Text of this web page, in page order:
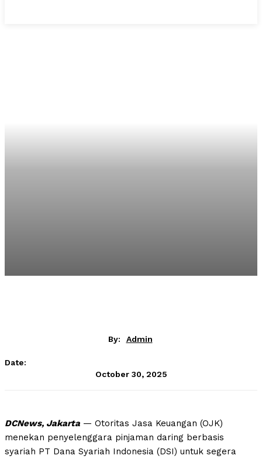
By: Admin
Date:
October 30, 2025
DCNews, Jakarta — Otoritas Jasa Keuangan (OJK)
menekan penyelenggara pinjaman daring berbasis
syariah PT Dana Syariah Indonesia (DSI) untuk segera